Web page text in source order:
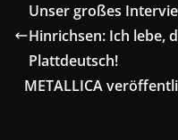
Unser großes
Hinrichsen: Ich lebe,
Plattdeutsch!
METALLICA